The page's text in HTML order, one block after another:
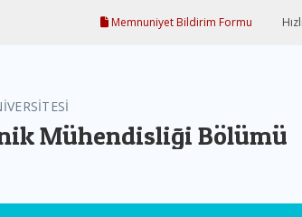
Memnuniyet Bildirim Formu
Mühendisliği Bölümü